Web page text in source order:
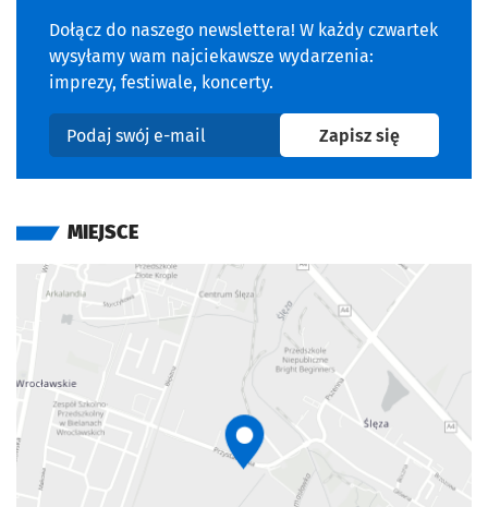
Dołącz do naszego newslettera! W każdy czwartek
wysyłamy wam najciekawsze wydarzenia:
imprezy, festiwale, koncerty.
Podaj swój e-mail
Zapisz sięna
MIEJSCE